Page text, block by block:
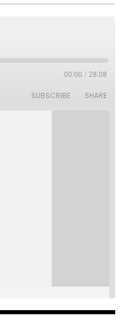
00:00 / 28:08
SUBSCRIBE SHARE